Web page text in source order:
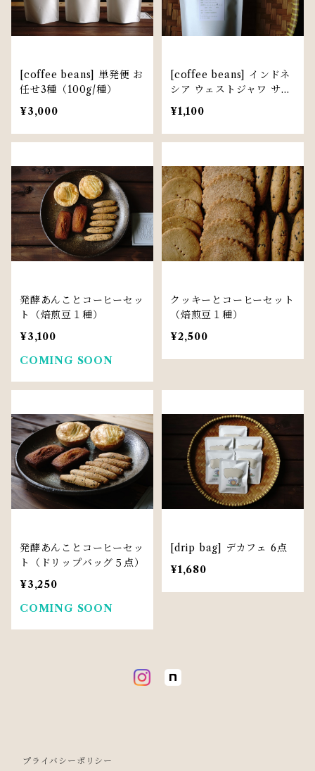
[coffee beans] 単発便 お
任せ3種（100g/種）
¥3,000
[coffee beans] インドネ
シア ウェストジャワ サダ
ヤナ 100g/袋
¥1,100
発酵あんことコーヒーセッ
ト（焙煎豆１種）
¥3,100
COMING SOON
クッキーとコーヒーセット
（焙煎豆１種）
¥2,500
発酵あんことコーヒーセッ
ト（ドリップバッグ５点）
¥3,250
COMING SOON
[drip bag] デカフェ 6点
¥1,680
プライバシーポリシー